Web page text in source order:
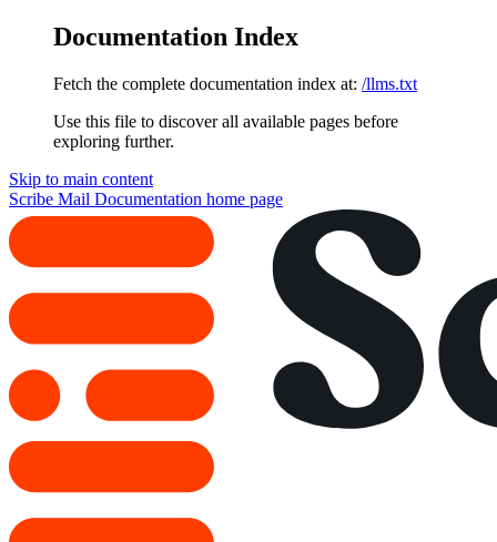
Documentation Index
Fetch the complete documentation index at: /llms.txt
Use this file to discover all available pages before
exploring further.
Skip to main content
Scribe Mail Documentation home page